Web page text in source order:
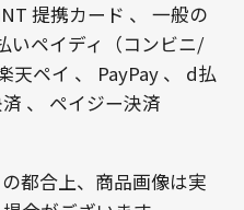
提携カード 、 一般の
いペイディ（コンビニ/
天ペイ 、 PayPay、 d払
、 ペイジー決済
都合上、商品画像は実